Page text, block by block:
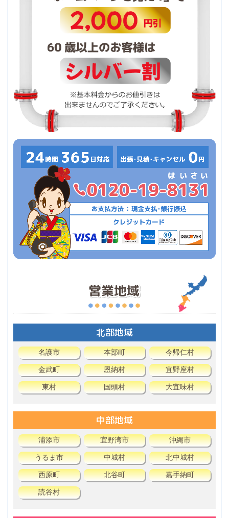
北部地域
名護市 本部町 今帰仁村
金武町 恩納村 宜野座村
東村 国頭村 大宜味村
中部地域
浦添市 宜野湾市 沖縄市
うるま市 中城村 北中城村
西原町 北谷町 嘉手納町
読谷村